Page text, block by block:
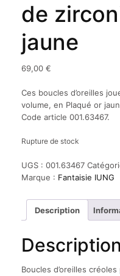
de
jaune
69,00 €
Ces boucles d’oreilles
volume, en Plaqué or
Code article 001.63467.
Rupture de stock
UGS : 001.63467
Marque : Fantaisie IUNG
Description
Description
Boucles d’oreilles